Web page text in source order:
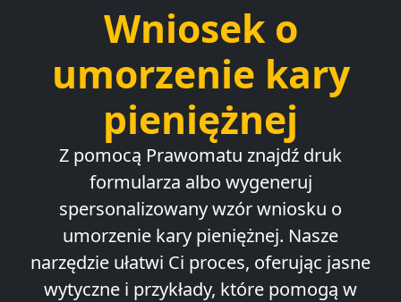
Wniosek o
umorzenie kary
pieniężnej
Z pomocą Prawomatu znajdź druk
formularza albo wygeneruj
spersonalizowany wzór wniosku o
umorzenie kary pieniężnej. Nasze
narzędzie ułatwi Ci proces, oferując jasne
wytyczne i przykłady, które pomogą w